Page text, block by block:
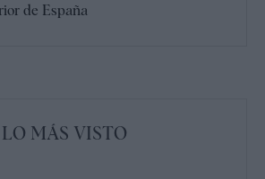
de España
LO MÁS VISTO